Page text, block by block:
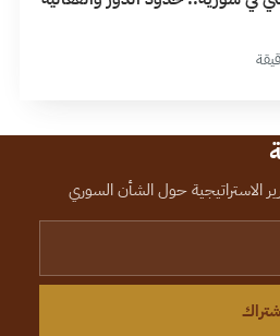
الاستراتيجية حول الشأن السوري